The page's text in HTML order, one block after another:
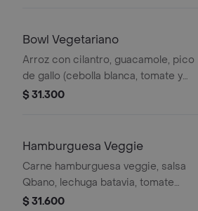
Bowl Vegetariano
Arroz con cilantro, guacamole, pico
de gallo (cebolla blanca, tomate y
cilantro), maíz tierno, cebolla roja y
$ 31.300
Hamburguesa Veggie
Carne hamburguesa veggie, salsa
Qbano, lechuga batavia, tomate
chonto, queso mozzarella, champiñón
$ 31.600